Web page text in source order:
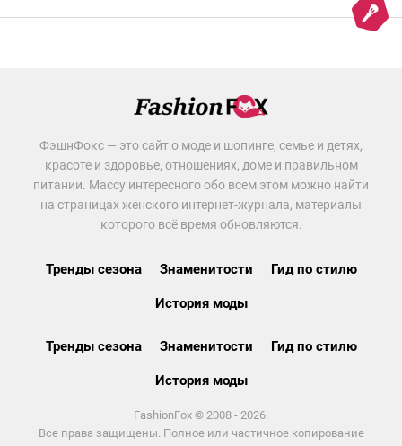
ФэшнФокс — это сайт о моде и шопинге, семье и детях,
красоте и здоровье, отношениях, доме и правильном
питании. Массу интересного обо всем этом можно найти
на страницах женского интернет-журнала, материалы
которого всё время обновляются.
Тренды сезона Знаменитости Гид по стилю
История моды
Тренды сезона Знаменитости Гид по стилю
История моды
FashionFox © 2008 - 2026.
Все права защищены. Полное или частичное копирование